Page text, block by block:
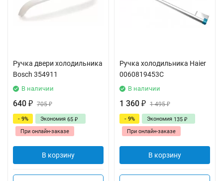
Ручка двери холодильника
Bosch 354911
В наличии
640 ₽ 705₽
- 9% Экономия 65 ₽
При онлайн-заказе
В корзину
Ручка холодильника Haier
0060819453C
В наличии
1 360 ₽ 1 495₽
- 9% Экономия 135 ₽
При онлайн-заказе
В корзину